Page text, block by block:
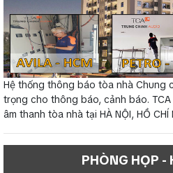
Hệ thống thông báo tòa nhà Chung
trọng cho thông báo, cảnh báo.
âm thanh tòa nhà tại HÀ NỘI, HỒ CHÍ
PHÒNG HỌP -